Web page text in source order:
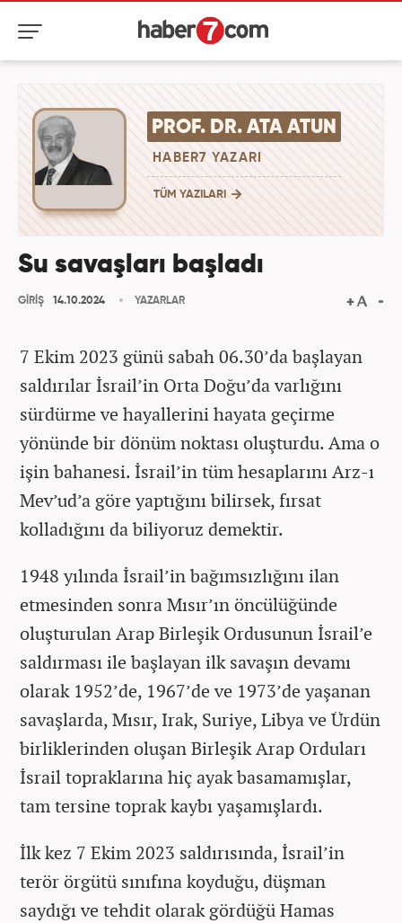
PROF. DR. ATA ATUN
HABER7 YAZARI
TÜM YAZILARI
Su savaşları başladı
GİRİŞ 14.10.2024 YAZARLAR
7 Ekim 2023 günü sabah 06.30’da başlayan
saldırılar İsrail’in Orta Doğu’da varlığını
sürdürme ve hayallerini hayata geçirme
yönünde bir dönüm noktası oluşturdu. Ama o
işin bahanesi. İsrail’in tüm hesaplarını Arz-ı
Mev’ud’a göre yaptığını bilirsek, fırsat
kolladığını da biliyoruz demektir.
1948 yılında İsrail’in bağımsızlığını ilan
etmesinden sonra Mısır’ın öncülüğünde
oluşturulan Arap Birleşik Ordusunun İsrail’e
saldırması ile başlayan ilk savaşın devamı
olarak 1952’de, 1967’de ve 1973’de yaşanan
savaşlarda, Mısır, Irak, Suriye, Libya ve Ürdün
birliklerinden oluşan Birleşik Arap Orduları
İsrail topraklarına hiç ayak basamamışlar,
tam tersine toprak kaybı yaşamışlardı.
İlk kez 7 Ekim 2023 saldırısında, İsrail’in
terör örgütü sınıfına koyduğu, düşman
saydığı ve tehdit olarak gördüğü Hamas